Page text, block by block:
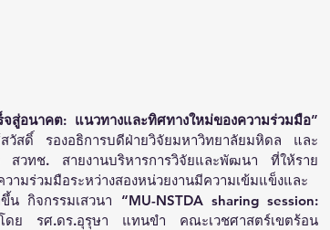
จสู่อนาคต: แนวทางและทิศทางใหม่ของความร่วมมือ”
สดิ์ รองอธิการบดีฝ่ายวิจัยมหาวิทยาลัยมหิดล และ
วทช. สายงานบริหารการวิจัยและพัฒนา ที่ให้ราย
ามร่วมมือระหว่างสองหน่วยงานมีความเข้มแข็งและ
น กิจกรรมเสวนา “MU-NSTDA sharing session:
ย รศ.ดร.อุรุษา แทนขำ คณะเวชศาสตร์เขตร้อน